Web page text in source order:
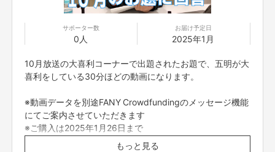
サポーター数
0人
お届け予定日
2025年1月
10月放送の大喜利コーナーで出題されたお題で、五明が大
喜利をしている30分ほどの動画になります。
※動画データを別途FANY Crowdfundingのメッセージ機能
にてご案内させていただきます
※ご購入は2025年1月26日まで
※公開期間は2025年1月31日までとなります
もっと見る